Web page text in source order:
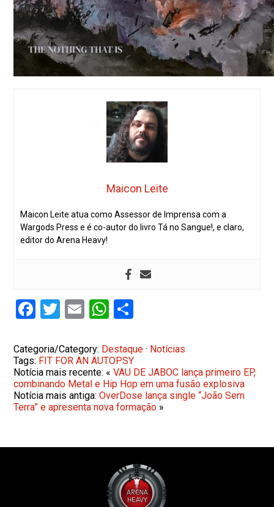
Maicon Leite
Maicon Leite atua como Assessor de Imprensa com a
Wargods Press e é co-autor do livro Tá no Sangue!, e claro,
editor do Arena Heavy!
Facebook
Twitter
EmailWhatsApp
Categoria/Category: Destaque · Notícias
Tags: FIT FOR AN AUTOPSY
Notícia mais recente: «VAU DE JABOC lança primeiro EP,
combinando Metal e Hip Hop em uma fusão explosiva
Notícia mais antiga:OverDose lança single “João Sem
Terra” e apresenta nova formação »